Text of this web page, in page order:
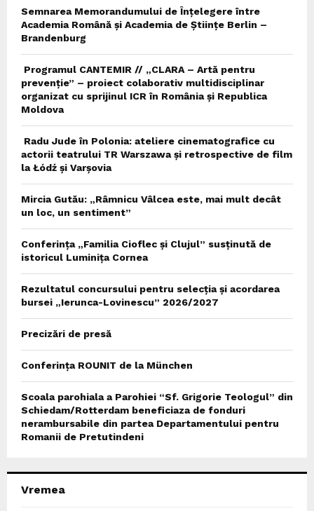
Semnarea Memorandumului de Înțelegere între
Academia Română și Academia de Științe Berlin –
Brandenburg
Programul CANTEMIR // „CLARA – Artă pentru
prevenție” – proiect colaborativ multidisciplinar
organizat cu sprijinul ICR în România și Republica
Moldova
Radu Jude în Polonia: ateliere cinematografice cu
actorii teatrului TR Warszawa și retrospective de film
la Łódź și Varșovia
Mircia Gutău: „Râmnicu Vâlcea este, mai mult decât
un loc, un sentiment”
Conferința „Familia Cioflec și Clujul” susținută de
istoricul Luminița Cornea
Rezultatul concursului pentru selecția și acordarea
bursei „Ierunca-Lovinescu” 2026/2027
Precizări de presă
Conferința ROUNIT de la München
Scoala parohiala a Parohiei “Sf. Grigorie Teologul” din
Schiedam/Rotterdam beneficiaza de fonduri
nerambursabile din partea Departamentului pentru
Romanii de Pretutindeni
Vremea